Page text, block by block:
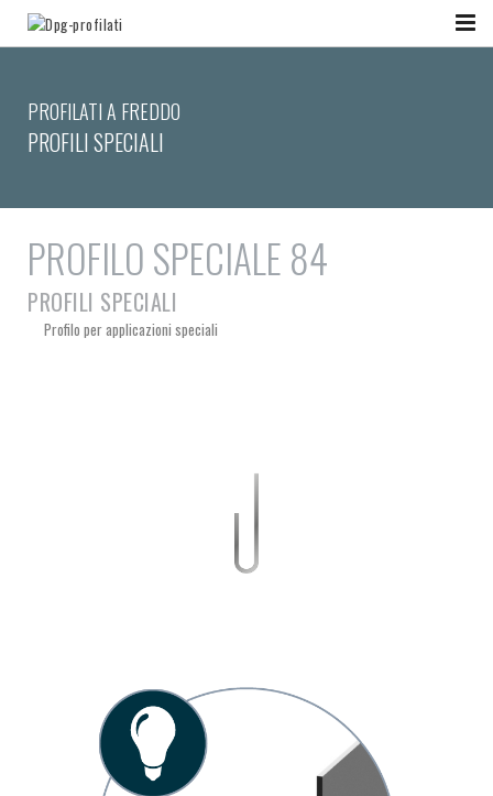
PROFILATI A FREDDO
PROFILI SPECIALI
PROFILO SPECIALE 84
PROFILI SPECIALI
Profilo per applicazioni speciali